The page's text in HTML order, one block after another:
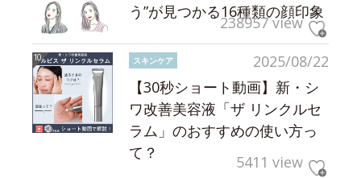
う”が見つかる16種類の顔印象
238957 view
2025/08/22
スキンケア
【30秒ショート動画】新・シ
ワ改善美容液「ザ リンクルセ
ラム」のおすすめの使い方っ
て？
5411 view